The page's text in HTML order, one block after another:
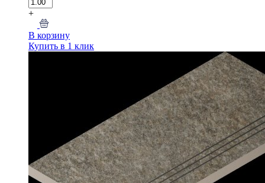
+
В корзину
Купить в 1 клик